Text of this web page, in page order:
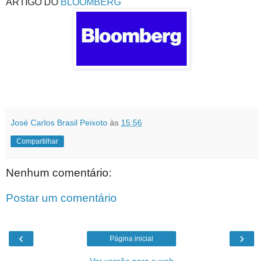
José Carlos Brasil Peixoto às 15:56
Compartilhar
Nenhum comentário:
Postar um comentário
‹ ›
Página inicial